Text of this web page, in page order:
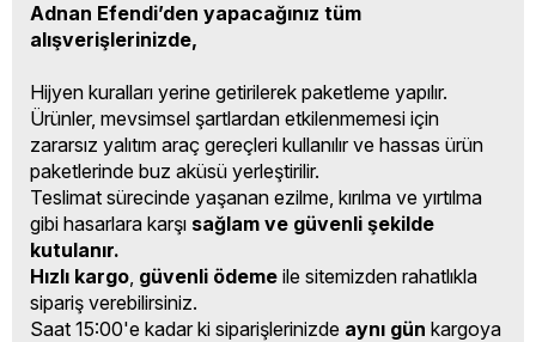
Adnan Efendi’den yapacağınız tüm
alışverişlerinizde,
Hijyen kuralları yerine getirilerek paketleme yapılır.
Ürünler, mevsimsel şartlardan etkilenmemesi için
zararsız yalıtım araç gereçleri kullanılır ve hassas ürün
paketlerinde buz aküsü yerleştirilir.
Teslimat sürecinde yaşanan ezilme, kırılma ve yırtılma
gibi hasarlara karşı sağlam ve güvenli şekilde
kutulanır.
Hızlı kargo, güvenli ödeme ile sitemizden rahatlıkla
sipariş verebilirsiniz.
Saat 15:00'e kadar ki siparişlerinizde aynı gün kargoya